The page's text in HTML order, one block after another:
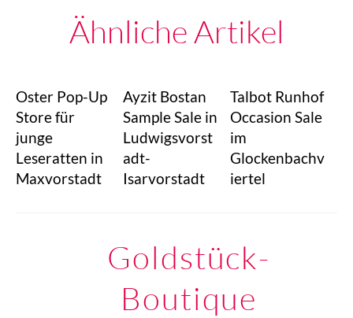
Ähnliche Artikel
Oster Pop-Up
Store für
junge
Leseratten in
Maxvorstadt
Ayzit Bostan
Sample Sale in
Ludwigsvorst
adt-
Isarvorstadt
Talbot Runhof
Occasion Sale
im
Glockenbachv
iertel
Goldstück-
Boutique